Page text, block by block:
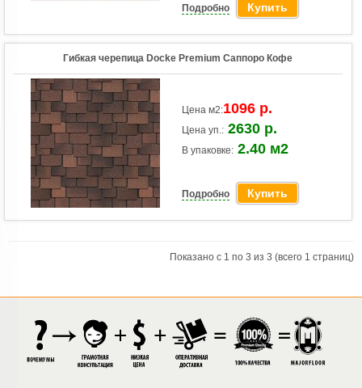
Подробно Купить
Гибкая черепица Docke Premium Саппоро Кофе
Цена м2:1096 р.
Цена уп.: 2630 р.
В упаковке: 2.40 м2
Подробно Купить
Показано с 1 по 3 из 3 (всего 1 страниц)